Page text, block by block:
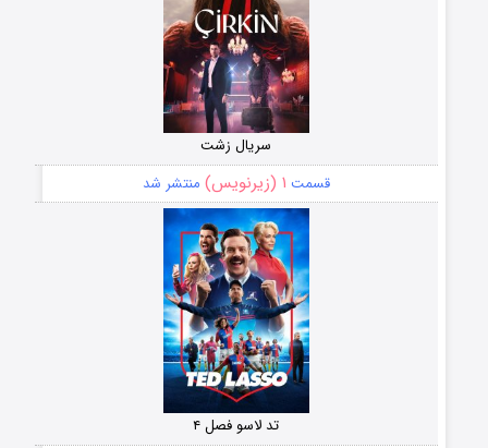
سریال زشت
قسمت ۱ (زیرنویس) منتشر شد
تد لاسو فصل ۴